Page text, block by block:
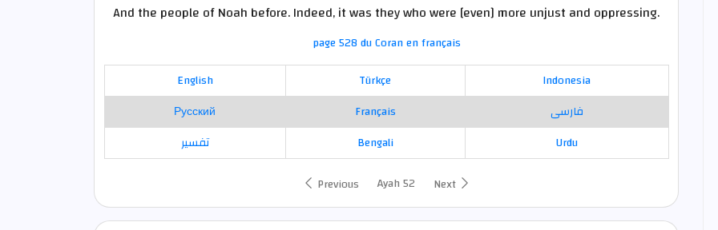
And the people of Noah before. Indeed, it was they who were [even] more unjust and oppressing.
page 528 du Coran en français
English
Türkçe
Indonesia
Русский
Français
فارسی
تفسير
Bengali
Urdu
Previous
Ayah 52 Next